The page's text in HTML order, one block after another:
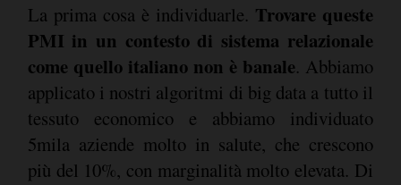
La prima cosa è individuarle. Trovare queste
PMI in un contesto di sistema relazionale
come quello italiano non è banale. Abbiamo
applicato i nostri algoritmi di big data a tutto il
tessuto economico e abbiamo individuato
5mila aziende molto in salute, che crescono
più del 10%, con marginalità molto elevata. Di